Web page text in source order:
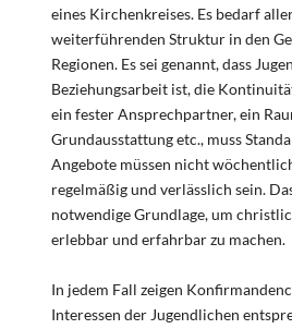
eines Kirchenkreises. Es bedarf
weiterführenden Struktur in den
Regionen. Es sei genannt, dass
Beziehungsarbeit ist, die
ein fester Ansprechpartner, ein
Grundausstattung etc., muss
Angebote müssen nicht
regelmäßig und verlässlich sein.
notwendige Grundlage, um
erlebbar und erfahrbar zu machen.
In jedem Fall zeigen
Interessen der Jugendlichen